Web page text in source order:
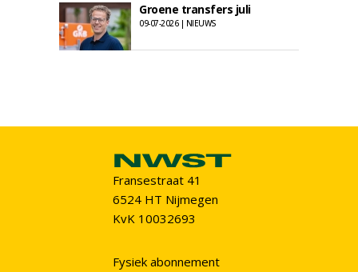
Groene transfers juli
09-07-2026 | NIEUWS
Fransestraat 41
6524 HT Nijmegen
KvK 10032693
Fysiek abonnement